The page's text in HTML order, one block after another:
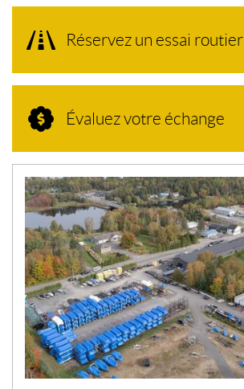
Réservez un essai routier
Évaluez votre échange
N
O
U
V
E
L
L
E
S